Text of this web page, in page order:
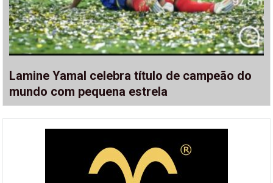
Lamine Yamal celebra título de campeão do
mundo com pequena estrela